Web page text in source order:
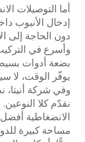
أما التوصيلات
إدخال الأنبوب
دون الحاجة إلى
وأسرع في
بضعة أدوات
يوفّر الوقت، لا
وفي شركة أنيتا،
نقدّم كلا
الانضغاطية
مساحة كبيرة